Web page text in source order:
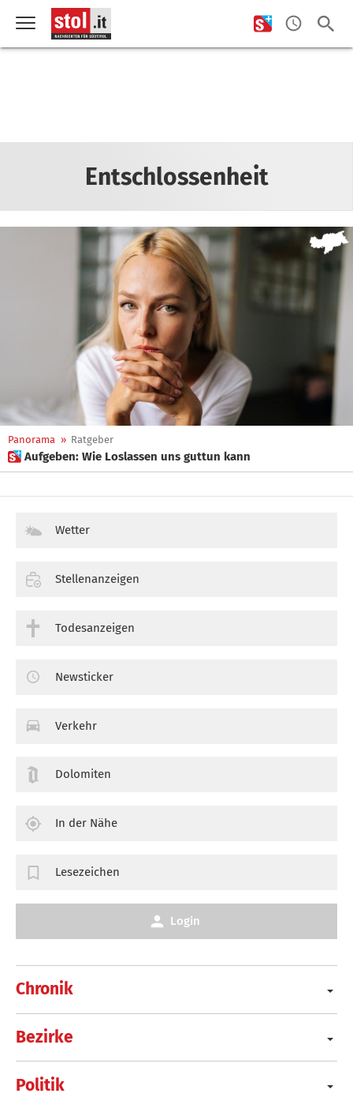
Entschlossenheit
Panorama » Ratgeber
 Aufgeben: Wie Loslassen uns guttun kann
Chronik
Bezirke
Politik
Wetter
Stellenanzeigen
Todesanzeigen
Newsticker
Verkehr
Dolomiten
In der Nähe
Lesezeichen
Login